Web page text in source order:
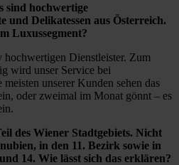
sind hochwertige
Delikatessen aus Österreich.
Luxussegment?
hochwertigen Dienstleister. Zum
wird unser Service bei
unserer Kunden sehen das
oder zweimal im Monat gönnt – es
des Wiener Stadtgebiets. Nicht
in den 11. Bezirk sowie in
14. Wie lässt sich das erklären?